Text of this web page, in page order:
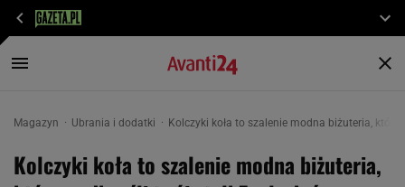
Magazyn Ubrania i dodatki Kolczyki koła to szalenie modna biżuteria,
Kolczyki koła to szalenie modna biżuteria,